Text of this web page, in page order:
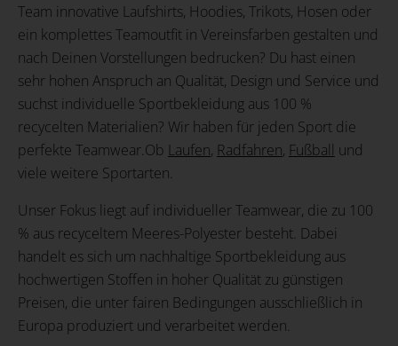
Team innovative Laufshirts, Hoodies, Trikots, Hosen oder
ein komplettes Teamoutfit in Vereinsfarben gestalten und
nach Deinen Vorstellungen bedrucken? Du hast einen
sehr hohen Anspruch an Qualität, Design und Service und
suchst individuelle Sportbekleidung aus 100 %
recycelten Materialien? Wir haben für jeden Sport die
perfekte Teamwear.Ob Laufen, Radfahren, Fußball und
viele weitere Sportarten.
Unser Fokus liegt auf individueller Teamwear, die zu 100
% aus recyceltem Meeres-Polyester besteht. Dabei
handelt es sich um nachhaltige Sportbekleidung aus
hochwertigen Stoffen in hoher Qualität zu günstigen
Preisen, die unter fairen Bedingungen ausschließlich in
Europa produziert und verarbeitet werden.